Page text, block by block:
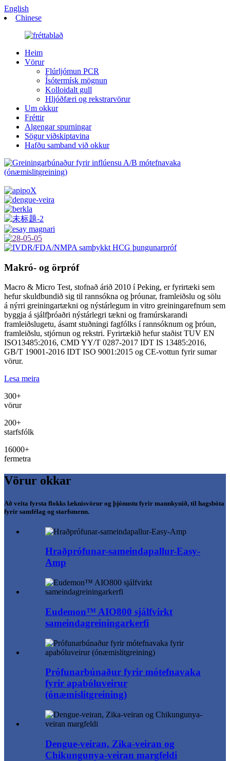
English
Chinese
Heim
Vörur
Flúrljómun PCR
Ísótermísk mögnun
Kolloidalt gull
Hljóðfæri og rekstrarvörur
Um okkur
Fréttir
Algengar spurningar
Sögur viðskiptavina
Hafðu samband við okkur
Makró- og örpróf
Macro & Micro Test, stofnað árið 2010 í Peking, er fyrirtæki sem
hefur skuldbundið sig til rannsókna og þróunar, framleiðslu og sölu
á nýrri greiningartækni og nýstárlegum in vitro greiningarefnum sem
byggja á sjálfþróaðri nýstárlegri tækni og framúrskarandi
framleiðslugetu, ásamt stuðningi fagfólks í rannsóknum og þróun,
framleiðslu, stjórnun og rekstri. Fyrirtækið hefur staðist TUV EN
ISO13485:2016, CMD YY/T 0287-2017 IDT IS 13485:2016,
GB/T 19001-2016 IDT ISO 9001:2015 og CE-vottun fyrir sumar
vörur.
Lesa meira
300+
vörur
200+
starfsfólk
16000+
fermetra
Vörur okkar
Að veita fyrsta flokks læknisvörur og þjónustu fyrir mannkynið, til hagsbóta
fyrir samfélag og starfsmenn.
Hraðprófunar-sameindapallur-Easy-
Amp
Eudemon™ AIO800 sjálfvirkt
sameindagreiningarkerfi
Prófunarbúnaður fyrir mótefnavaka
fyrir apabóluveirur
(ónæmislitgreining)
Dengue-veiran, Zika-veiran og
Chikungunya-veiran margfeldi